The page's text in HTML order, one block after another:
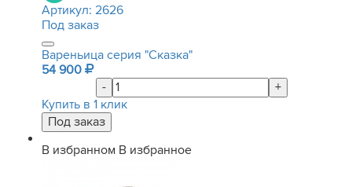
Артикул: 2626
Под заказ
Вареньица серия "Сказка"
54 900
-
+
Купить в 1 клик
В избранном В избранное